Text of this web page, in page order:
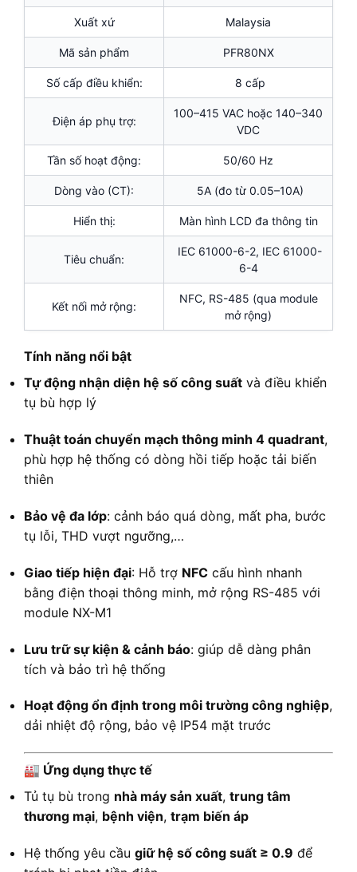
Xuất xứ Malaysia
Mã sản phẩm PFR80NX
Số cấp điều khiển: 8 cấp
Điện áp phụ trợ:
100–415 VAC hoặc 140–340
VDC
Tần số hoạt động: 50/60 Hz
Dòng vào (CT): 5A (đo từ 0.05–10A)
Hiển thị: Màn hình LCD đa thông tin
Tiêu chuẩn:
IEC 61000-6-2, IEC 61000-
6-4
Kết nối mở rộng:
NFC, RS-485 (qua module
mở rộng)
Tính năng nổi bật
Tự động nhận diện hệ số công suất và điều khiển
tụ bù hợp lý
Thuật toán chuyển mạch thông minh 4 quadrant,
phù hợp hệ thống có dòng hồi tiếp hoặc tải biến
thiên
Bảo vệ đa lớp: cảnh báo quá dòng, mất pha, bước
tụ lỗi, THD vượt ngưỡng,…
Giao tiếp hiện đại: Hỗ trợ NFC cấu hình nhanh
bằng điện thoại thông minh, mở rộng RS-485 với
module NX-M1
Lưu trữ sự kiện & cảnh báo: giúp dễ dàng phân
tích và bảo trì hệ thống
Hoạt động ổn định trong môi trường công nghiệp,
dải nhiệt độ rộng, bảo vệ IP54 mặt trước
🏭 Ứng dụng thực tế
Tủ tụ bù trong nhà máy sản xuất, trung tâm
thương mại, bệnh viện, trạm biến áp
Hệ thống yêu cầu giữ hệ số công suất ≥ 0.9 để